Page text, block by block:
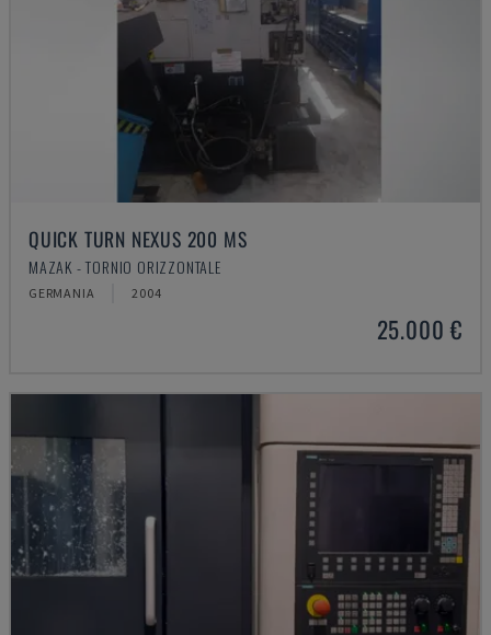
QUICK TURN NEXUS 200 MS
MAZAK - TORNIO ORIZZONTALE
GERMANIA 2004
25.000 €